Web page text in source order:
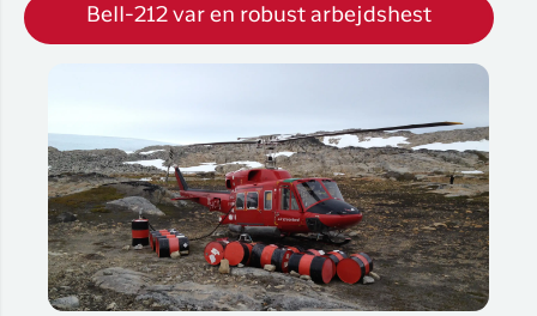
Bell-212 var en robust arbejdshest